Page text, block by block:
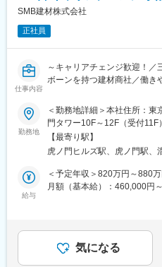
・PC、iPad、iPhoneの不具
∟窓口として一次対応をいた
な場合はシステム部門と連携
・入退社時の社員証解錠設定
・電話（ナイセンクラウド）
■扱うサービス
理、各種申請サポート
■組織構成
部長1名、課長2名、主任1名
■業務の魅力
実務を通じたOJT中心で、必
トします。
SMB建材株式会社
正社員
仕事内容
～キャリアチェンジ歓迎！／
ボーンを持つ建材商社／働き
当社にて、内部監査（業務
■仕事内容
・内部監査業務（チェックリ
作成）
・J-Sox対応内部統制
いく姿勢をお持ちの方を歓迎
勤務地
＜勤務地詳細＞本社住所：東
門タワー10F～12F（受付11F） 勤務地最寄駅：東京メトロ銀座
／虎ノ門駅受動喫煙対策：屋
る事業所
【最寄り駅】
虎ノ門ヒルズ駅、虎ノ門駅、
給与
＜予定年収＞820万円～880
月額（基本給）：460,000円
ません■賞与：年2回（6月、
であり、選考を通じて上下す
でも目安の金額であり、選考
気になる